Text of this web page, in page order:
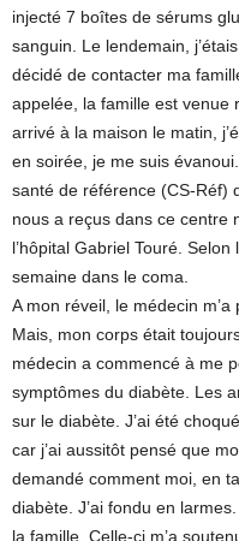
injecté 7 boîtes de sérums
sanguin. Le lendemain,
décidé de contacter ma
appelée, la famille est venue
arrivé à la maison le matin,
en soirée, je me suis
santé de référence (CS-Réf)
nous a reçus dans ce centre
l’hôpital Gabriel Touré.
semaine dans le coma.
A mon réveil, le médecin
Mais, mon corps était
médecin a commencé à me
symptômes du diabète. Les
sur le diabète. J’ai été
car j’ai aussitôt pensé que
demandé comment moi, en
diabète. J’ai fondu en
la famille. Celle-ci m’a